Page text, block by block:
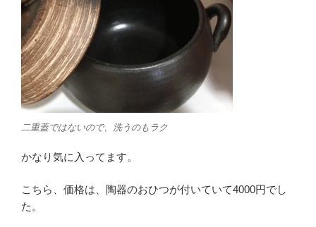
二重蓋ではないので、洗うのもラク
かなり気に入ってます。
こちら、価格は、陶器のおひつが付いていて4000円でし
た。